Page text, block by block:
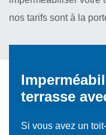
nos tarifs sont à la
terrasse
Si vous avez un